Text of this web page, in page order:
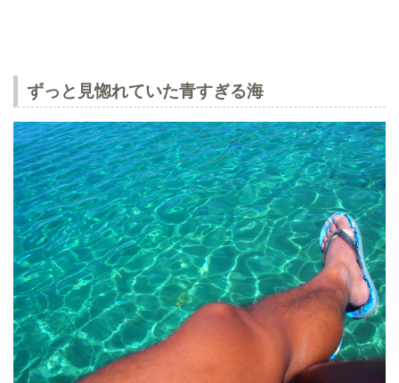
ずっと見惚れていた青すぎる海